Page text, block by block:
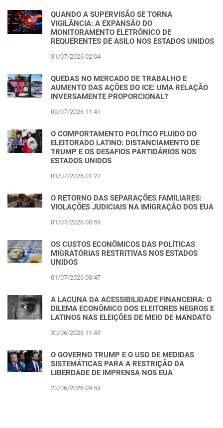
QUANDO A SUPERVISÃO SE TORNA
VIGILÂNCIA: A EXPANSÃO DO
MONITORAMENTO ELETRÔNICO DE
REQUERENTES DE ASILO NOS ESTADOS UNIDOS
31/07/2026 02:04
QUEDAS NO MERCADO DE TRABALHO E
AUMENTO DAS AÇÕES DO ICE: UMA RELAÇÃO
INVERSAMENTE PROPORCIONAL?
09/07/2026 11:41
O COMPORTAMENTO POLÍTICO FLUIDO DO
ELEITORADO LATINO: DISTANCIAMENTO DE
TRUMP E OS DESAFIOS PARTIDÁRIOS NOS
ESTADOS UNIDOS
01/07/2026 01:22
O RETORNO DAS SEPARAÇÕES FAMILIARES:
VIOLAÇÕES JUDICIAIS NA IMIGRAÇÃO DOS EUA
01/07/2026 00:59
OS CUSTOS ECONÔMICOS DAS POLÍTICAS
MIGRATÓRIAS RESTRITIVAS NOS ESTADOS
UNIDOS
01/07/2026 00:47
A LACUNA DA ACESSIBILIDADE FINANCEIRA: O
DILEMA ECONÔMICO DOS ELEITORES NEGROS E
LATINOS NAS ELEIÇÕES DE MEIO DE MANDATO
30/06/2026 11:43
O GOVERNO TRUMP E O USO DE MEDIDAS
SISTEMÁTICAS PARA A RESTRIÇÃO DA
LIBERDADE DE IMPRENSA NOS EUA
22/06/2026 09:59